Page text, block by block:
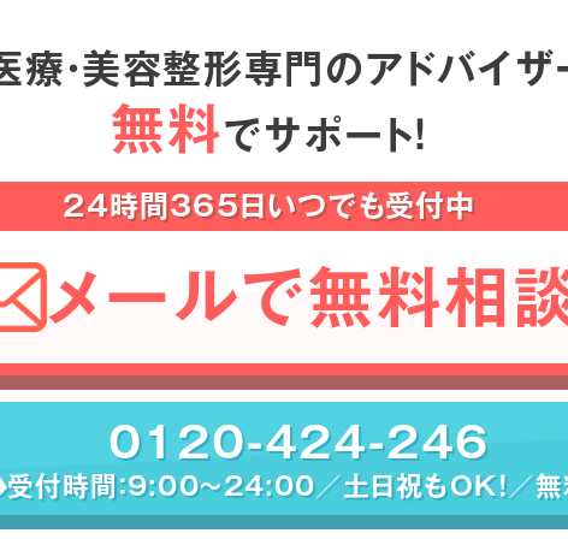
療・美容整形専門のアドバイザ
無料でサポート！
24時間365日いつでも受付中
メールで無料相
0120-424-246
受付時間：9:00〜24:00／土日祝もOK！／無